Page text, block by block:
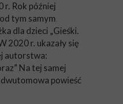
r. Rok później
tym samym
dla dzieci „Gieśki.
2020 r. ukazały się
autorstwa:
Na tej samej
dwutomowa powieść